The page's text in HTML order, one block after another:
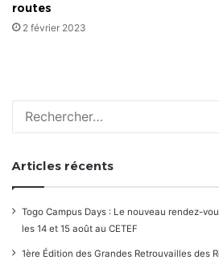
routes
2 février 2023
Articles récents
Togo Campus Days : Le nouveau rendez-
les 14 et 15 août au CETEF
1ère Édition des Grandes Retrouvailles des